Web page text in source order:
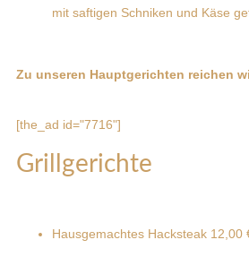
mit saftigen Schniken und Käse
Zu unseren Hauptgerichten reichen
[the_ad id="7716"]
Grillgerichte
Hausgemachtes Hacksteak 12,00